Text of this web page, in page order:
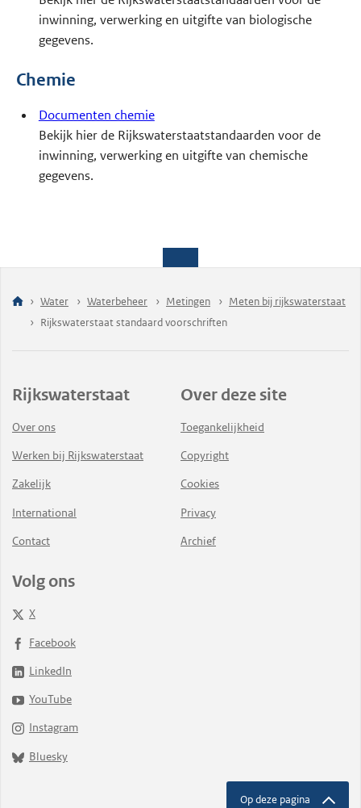
inwinning, verwerking en uitgifte van biologische
gegevens.
Chemie
Documenten chemie
Bekijk hier de Rijkswaterstaatstandaarden voor de
inwinning, verwerking en uitgifte van chemische
gegevens.
Op deze pagina
Water Waterbeheer Metingen
Meten bij rijkswaterstaat
Rijkswaterstaat standaard voorschriften
Rijkswaterstaat
Over ons
Werken bij Rijkswaterstaat
Zakelijk
International
Contact
Over deze site
Toegankelijkheid
Copyright
Cookies
Privacy
Archief
Volg ons
X
Facebook
LinkedIn
YouTube
Instagram
Bluesky